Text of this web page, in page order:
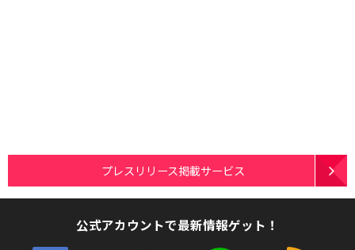
プレスリリース掲載サービス
公式アカウントで最新情報ゲット！